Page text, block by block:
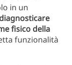
in un
diagnosticare
fisico della
funzionalità